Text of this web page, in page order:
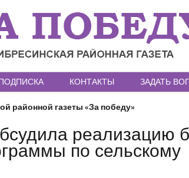
КОНТАКТЫ ЗАДАТЬ
районной газеты «За победу»
реализацию
по сельскому